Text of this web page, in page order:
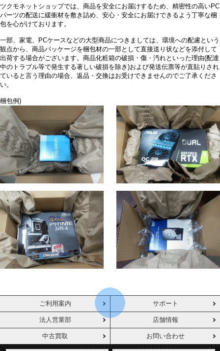
ツクモネットショップでは、商品を安全にお届けするため、精密性の高いPC
パーツの配送に緩衝材を敷き詰め、安心・安全にお届けできるよう丁寧な梱
包を心がけております。
一部、家電、PCケースなどの大型商品につきましては、環境への配慮という
観点から、商品パッケージを梱包材の一部として直接送り状などを添付して
出荷する場合がございます。商品化粧箱の破損・傷・汚れといった理由(配達
中のトラブル等で発生する著しい破損を除き)および発送伝票等が直貼りされ
ていると言う理由の場合、返品・交換はお受けできませんのでご了承くださ
い。
梱包例)
ご利用案内 サポート
法人営業部 店舗情報
中古買取 お問い合わせ